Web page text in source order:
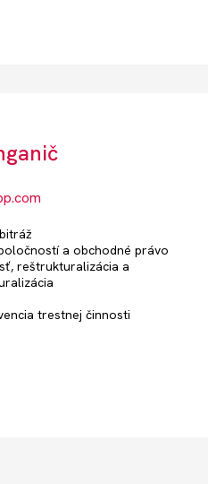
a obchodné právo
reštrukturalizácia a
trestnej činnosti